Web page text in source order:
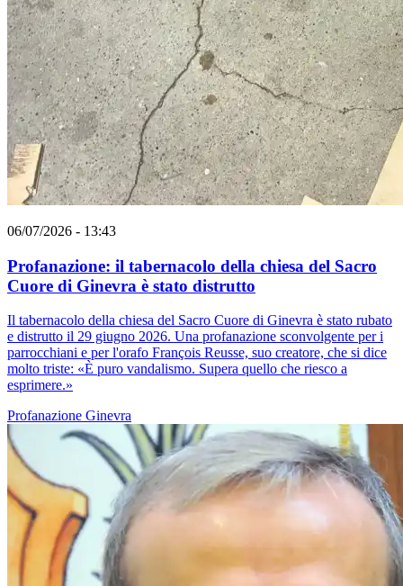
06/07/2026 - 13:43
Profanazione: il tabernacolo della chiesa del Sacro
Cuore di Ginevra è stato distrutto
Il tabernacolo della chiesa del Sacro Cuore di Ginevra è stato rubato
e distrutto il 29 giugno 2026. Una profanazione sconvolgente per i
parrocchiani e per l'orafo François Reusse, suo creatore, che si dice
molto triste: «È puro vandalismo. Supera quello che riesco a
esprimere.»
Profanazione Ginevra